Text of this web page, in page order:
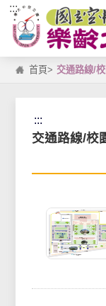
跳到主要內容區塊
:::
首頁> 交通路線/
:::
交通路線/校